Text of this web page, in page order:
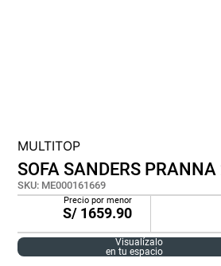
MULTITOP
SOFA SANDERS
SKU: ME000161669
Precio por menor
S/ 1659.90
Visualízalo
en tu espacio